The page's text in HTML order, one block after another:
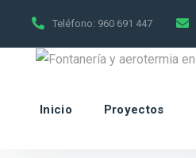
Teléfono: 960 691 447
Inicio Proyectos